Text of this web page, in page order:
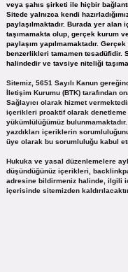
veya şahıs şirketi ile hiçbir
Sitede yalnızca kendi
paylaşılmaktadır. Burada yer alan
taşımamakta olup, gerçek kurum
paylaşım yapılmamaktadır.
benzerlikleri tamamen tesadüfidir.
halindedir ve tavsiye niteliği
Sitemiz, 5651 Sayılı Kanun
İletişim Kurumu (BTK) tarafından
Sağlayıcı olarak hizmet
içerikleri proaktif olarak denetleme
yükümlülüğümüz
yazdıkları içeriklerin
üye olarak bu sorumluluğu kabul
Hukuka ve yasal düzenlemelere
düşündüğünüz içerikleri,
adresine bildirmeniz halinde, ilgili
içerisinde sitemizden